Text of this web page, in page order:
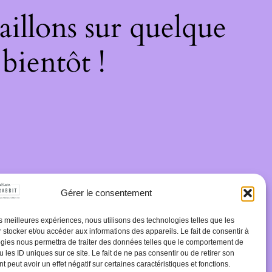
Gérer le consentement
meilleures expériences, nous utilisons des technologies telles que les
stocker et/ou accéder aux informations des appareils. Le fait de consentir à
nous permettra de traiter des données telles que le comportement de
les ID uniques sur ce site. Le fait de ne pas consentir ou de retirer son
peut avoir un effet négatif sur certaines caractéristiques et fonctions.
sur quelque
!